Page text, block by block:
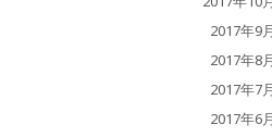
2017年9月
2017年8月
2017年7月
2017年6月